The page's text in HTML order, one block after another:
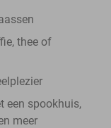
thee of
een spookhuis,
meer